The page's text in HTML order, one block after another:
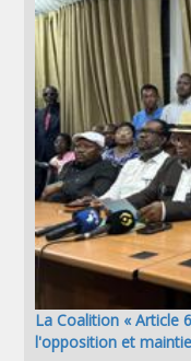
La Coalition « Article
l'opposition et